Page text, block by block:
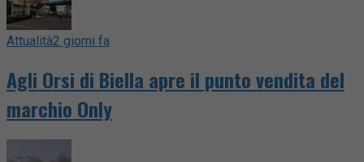
Attualità2 giorni fa
Agli Orsi di Biella apre il punto vendita del
marchio Only